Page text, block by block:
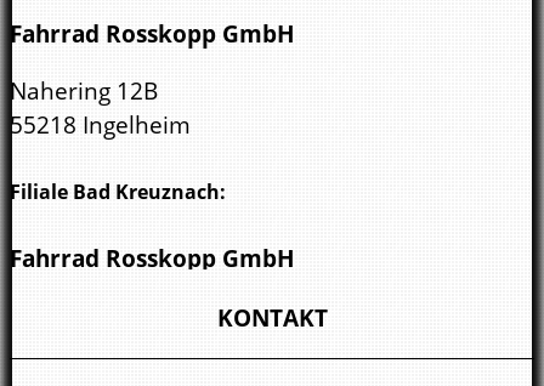
Fahrrad Rosskopp GmbH
Nahering 12B
55218 Ingelheim
Filiale Bad Kreuznach:
Fahrrad Rosskopp GmbH
KONTAKT